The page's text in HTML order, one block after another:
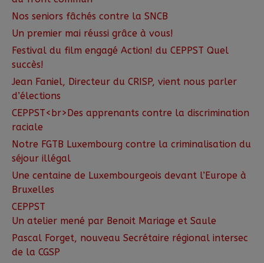
Nos seniors fâchés contre la SNCB
Un premier mai réussi grâce à vous!
Festival du film engagé Action! du CEPPST Quel
succès!
Jean Faniel, Directeur du CRISP, vient nous parler
d’élections
CEPPST<br>Des apprenants contre la discrimination
raciale
Notre FGTB Luxembourg contre la criminalisation du
séjour illégal
Une centaine de Luxembourgeois devant l’Europe à
Bruxelles
CEPPST
Un atelier mené par Benoit Mariage et Saule
Pascal Forget, nouveau Secrétaire régional intersec
de la CGSP